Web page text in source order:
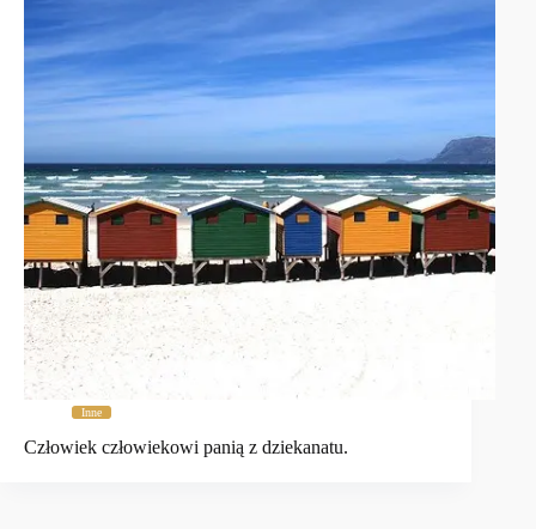
Inne
Człowiek człowiekowi panią z dziekanatu.